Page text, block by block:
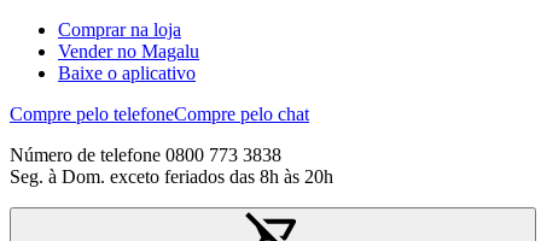
Comprar na loja
Vender no Magalu
Baixe o aplicativo
Compre pelo telefoneCompre pelo chat
Número de telefone 0800 773 3838
Seg. à Dom. exceto feriados das 8h às 20h